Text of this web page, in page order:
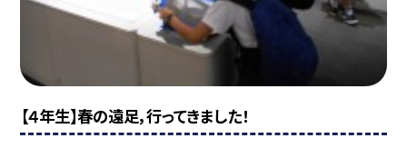
【４年生】春の遠足，行ってきました！